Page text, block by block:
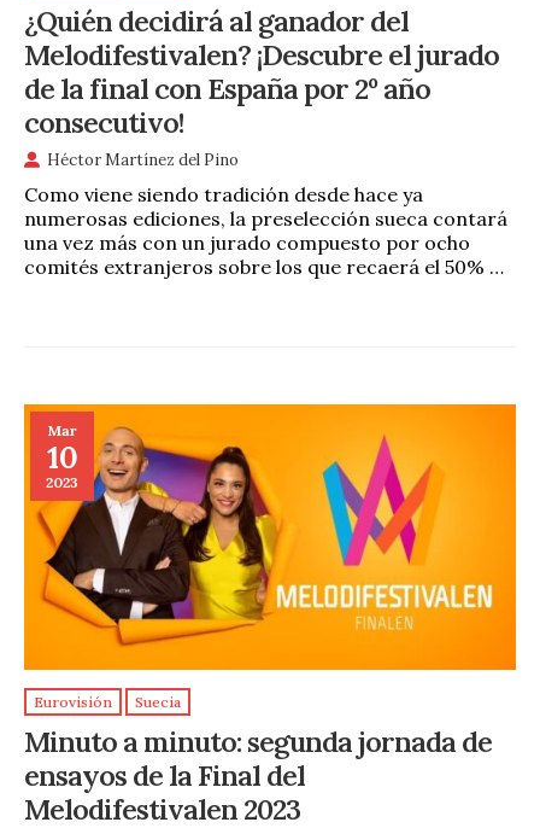
¿Quién decidirá al ganador del
Melodifestivalen? ¡Descubre el jurado
de la final con España por 2º año
consecutivo!
Héctor Martínez del Pino
Como viene siendo tradición desde hace ya
numerosas ediciones, la preselección sueca contará
una vez más con un jurado compuesto por ocho
comités extranjeros sobre los que recaerá el 50% …
Mar
10
2023
Eurovisión Suecia
Minuto a minuto: segunda jornada de
ensayos de la Final del
Melodifestivalen 2023